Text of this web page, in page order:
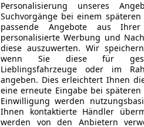
Personalisierung unseres
Suchvorgänge bei einem
passende Angebote aus
personalisierte Werbung und
diese auszuwerten. Wir
wenn Sie diese für
Lieblingsfahrzeuge oder im
angeben. Dies erleichtert Ihnen
eine erneute Eingabe bei
Einwilligung werden
Ihnen kontaktierte Händler
werden von den Anbietern